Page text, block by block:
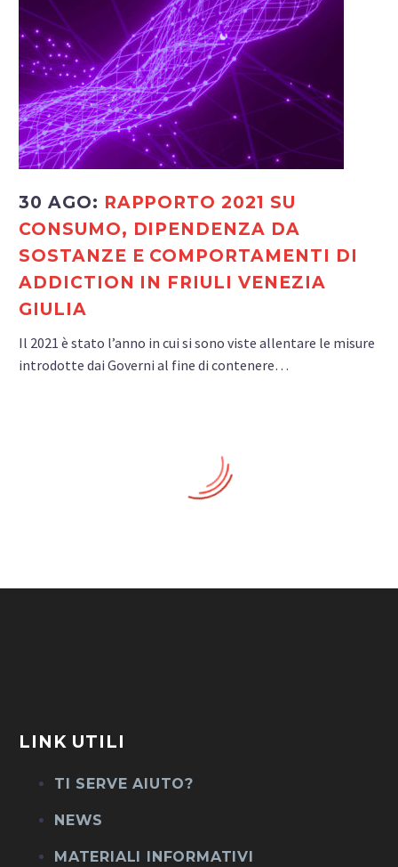
30 AGO: RAPPORTO 2021 SU
CONSUMO, DIPENDENZA DA
SOSTANZE E COMPORTAMENTI DI
ADDICTION IN FRIULI VENEZIA
GIULIA
Il 2021 è stato l’anno in cui si sono viste allentare le misure
introdotte dai Governi al fine di contenere…
LINK UTILI
TI SERVE AIUTO?
NEWS
MATERIALI INFORMATIVI